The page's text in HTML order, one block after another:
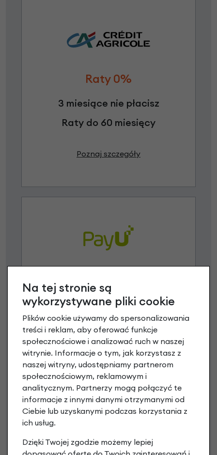
Raty 0%
3 miesiące nie płacisz
Raty do 60 miesięcy
Poznaj szczegóły
3 miesiące nie płacisz
Raty do 60 miesięcy
Poznaj szczegóły
Niniejsza propozycja nie stanowi oferty w rozumieniu art.
66 Kodeksu Cywilnego. Ostateczna decyzja o warunkach
i przyznaniu kredytu zostanie podjęta po ocenie
Na tej stronie są
wykorzystywane pliki cookie
Plików cookie używamy do spersonalizowania
treści i reklam, aby oferować funkcje
społecznościowe i analizować ruch w naszej
witrynie. Informacje o tym, jak korzystasz z
naszej witryny, udostępniamy partnerom
społecznościowym, reklamowym i
analitycznym. Partnerzy mogą połączyć te
informacje z innymi danymi otrzymanymi od
Ciebie lub uzyskanymi podczas korzystania z
ich usług.
Dzięki Twojej zgodzie możemy lepiej